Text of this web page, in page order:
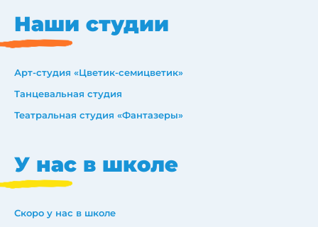
Наши студии
Арт-студия «Цветик-семицветик»
Танцевальная студия
Театральная студия «Фантазеры»
У нас в школе
Скоро у нас в школе